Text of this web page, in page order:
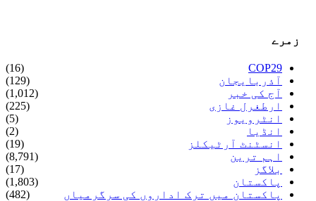
زمرے
COP29
(16)
آذربایجان
(129)
آج کی خبر
(1,012)
ارطغرل غازی
(225)
انٹرویوز
(5)
انڈیا
(2)
انسٹنٹ آرٹیکلز
(19)
اہم ترین
(8,791)
بلاگز
(17)
پاکستان
(1,803)
پاکستان میں ترک اداروں کی سرگرمیاں
(482)